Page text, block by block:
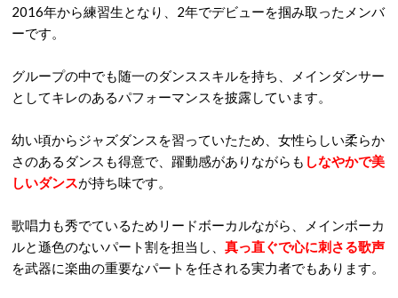
2016年から練習生となり、2年でデビューを掴み取ったメンバ
ーです。
グループの中でも随一のダンススキルを持ち、メインダンサー
としてキレのあるパフォーマンスを披露しています。
幼い頃からジャズダンスを習っていたため、女性らしい柔らか
さのあるダンスも得意で、躍動感がありながらも しなやかで美
しいダンスが持ち味です。
歌唱力も秀でているためリードボーカルながら、メインボーカ
ルと遜色のないパート割を担当し、 真っ直ぐで心に刺さる歌声
を武器に楽曲の重要なパートを任される実力者でもあります。